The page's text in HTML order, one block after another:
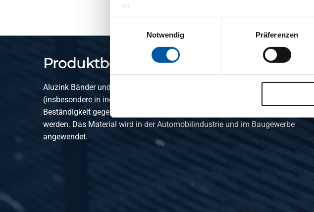
an.
Notwendig
Präferenzen
Produktbeschreibung
Aluzink Bänder und Bleche haben eine hohe Korrosionsbeständigkeit
(insbesondere in industriellen und maritimen Umgebungen), eine hohe
Beständigkeit gegen die Bildung von Weißrost und können gut lackiert
werden. Das Material wird in der Automobilindustrie und im Baugewerbe
angewendet.